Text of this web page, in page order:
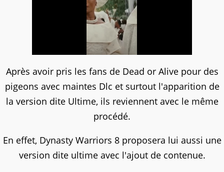
Après avoir pris les fans de Dead or Alive pour des
pigeons avec maintes Dlc et surtout l'apparition de
la version dite Ultime, ils reviennent avec le même
procédé.
En effet, Dynasty Warriors 8 proposera lui aussi une
version dite ultime avec l'ajout de contenue.